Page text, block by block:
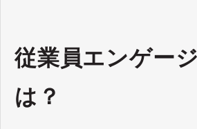
従業員エンゲー
は？